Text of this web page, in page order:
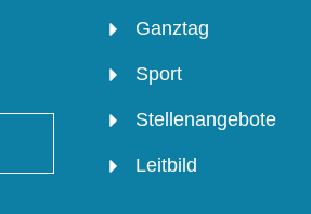
Ganztag
Sport
Stellenangebote
Leitbild